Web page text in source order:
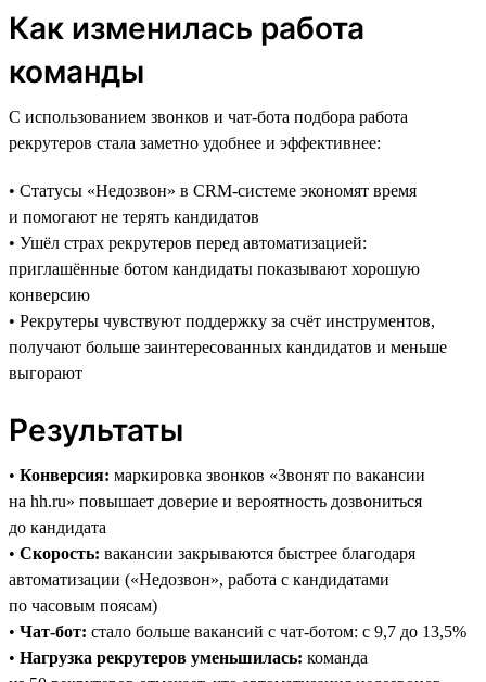
Как изменилась работа
команды
С использованием звонков и чат-бота подбора работа
рекрутеров стала заметно удобнее и эффективнее:
• Статусы «Недозвон» в CRM-системе экономят время
и помогают не терять кандидатов
• Ушёл страх рекрутеров перед автоматизацией:
приглашённые ботом кандидаты показывают хорошую
конверсию
• Рекрутеры чувствуют поддержку за счёт инструментов,
получают больше заинтересованных кандидатов и меньше
выгорают
Результаты
• Конверсия: маркировка звонков «Звонят по вакансии
на hh.ru» повышает доверие и вероятность дозвониться
до кандидата
• Скорость: вакансии закрываются быстрее благодаря
автоматизации («Недозвон», работа с кандидатами
по часовым поясам)
• Чат-бот: стало больше вакансий с чат-ботом: с 9,7 до 13,5%
• Нагрузка рекрутеров уменьшилась: команда